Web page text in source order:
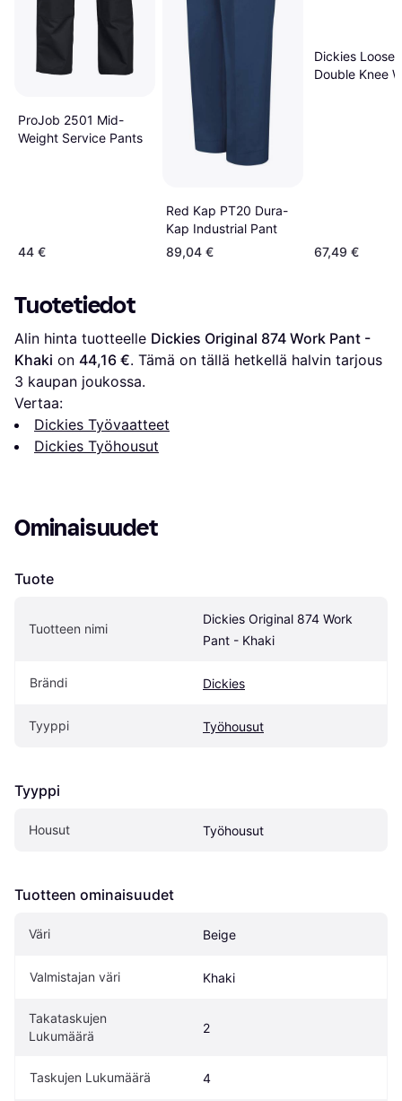
ProJob 2501 Mid-
Weight Service Pants
44 €
Red Kap PT20 Dura-
Kap Industrial Pant
89,04 €
Dickies Loose
Double Knee
67,49 €
Tuotetiedot
Alin hinta tuotteelle Dickies Original 874 Work Pant -
Khaki on 44,16 €
3 kaupan joukossa.
Vertaa:
Dickies Työvaatteet
Dickies Työhousut
Ominaisuudet
Tuote
Tuotteen nimi
Dickies Original 874 Work
Pant - Khaki
Brändi Dickies
Tyyppi Työhousut
Tyyppi
Housut Työhousut
Tuotteen ominaisuudet
Väri Beige
Valmistajan väri Khaki
Takataskujen
Lukumäärä
2
Taskujen Lukumäärä 4